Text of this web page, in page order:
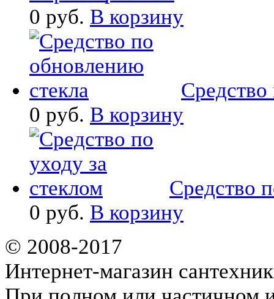
0 руб. В корзину
0 руб. В корзину
Средство
0 руб. В корзину
© 2008-2017
Интернет-магазин